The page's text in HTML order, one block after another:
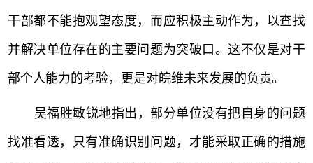
干部都不能抱观望态度，而应积极主动作为，以查找
并解决单位存在的主要问题为突破口。这不仅是对干
部个人能力的考验，更是对皖维未来发展的负责。
吴福胜敏锐地指出，部分单位没有把自身的问题
找准看透，只有准确识别问题，才能采取正确的措施